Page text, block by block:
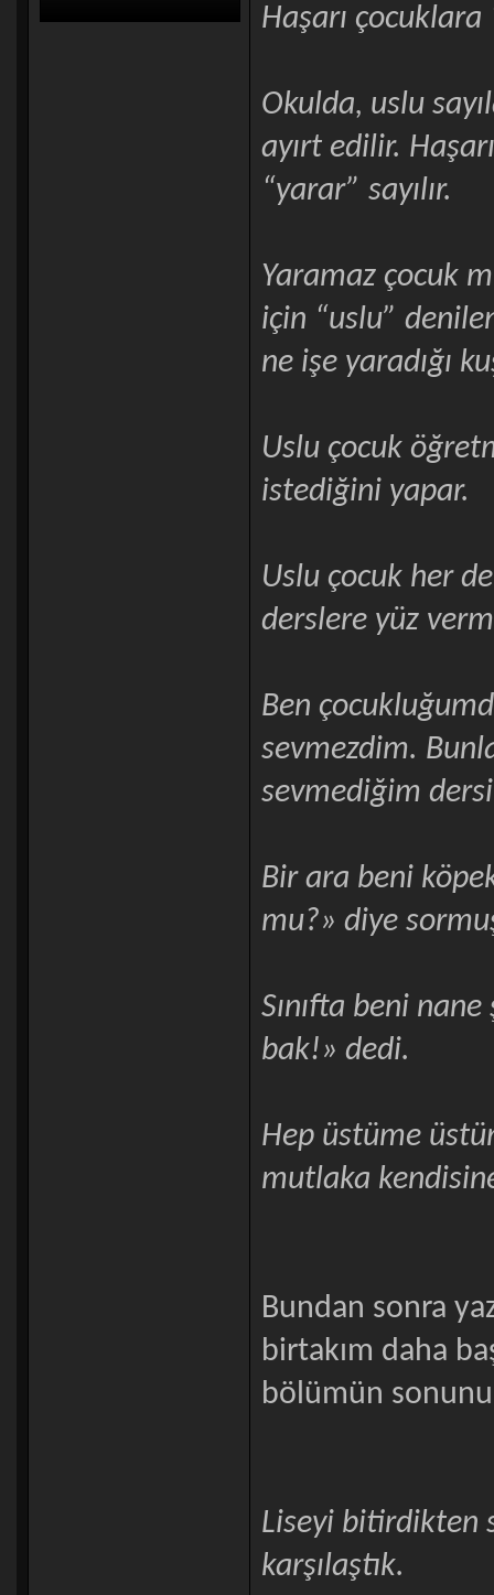
Haşarı çocuklara
Okulda, uslu
ayırt edilir.
“yarar” sayılır.
Yaramaz çocuk
için “uslu”
ne işe yaradığı
Uslu çocuk
istediğini yapar.
Uslu çocuk her
derslere yüz
Ben
sevmezdim.
sevmediğim
Bir ara beni
mu?» diye
Sınıfta beni
bak!» dedi.
Hep üstüme
mutlaka
Bundan sonra
birtakım daha
bölümün
Liseyi bitirdikten
karşılaştık.